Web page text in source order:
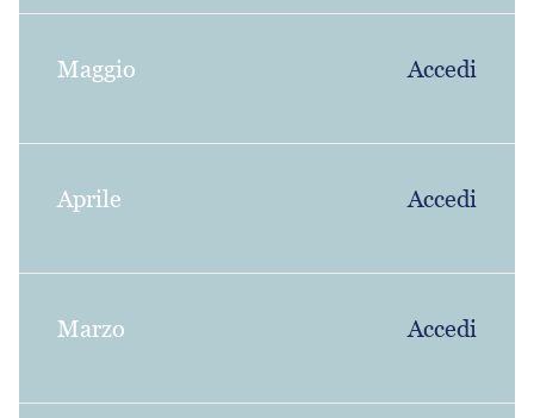
Maggio Accedi
Aprile Accedi
Marzo Accedi